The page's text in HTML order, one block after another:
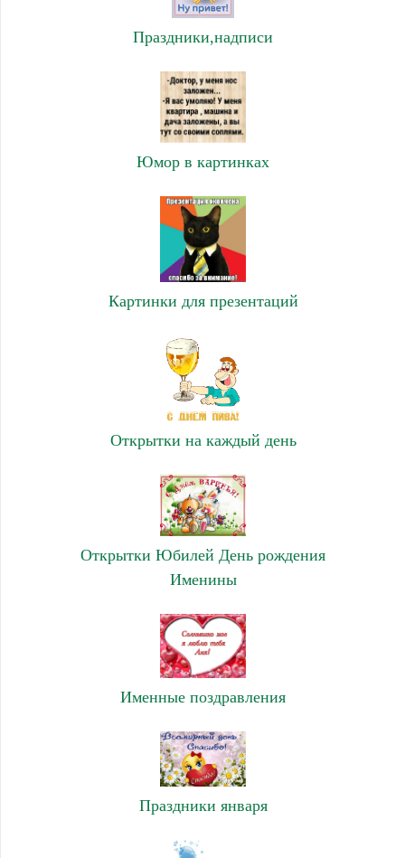
Праздники,надписи
Юмор в картинках
Картинки для презентаций
Открытки на каждый день
Открытки Юбилей День рождения
Именины
Именные поздравления
Праздники января